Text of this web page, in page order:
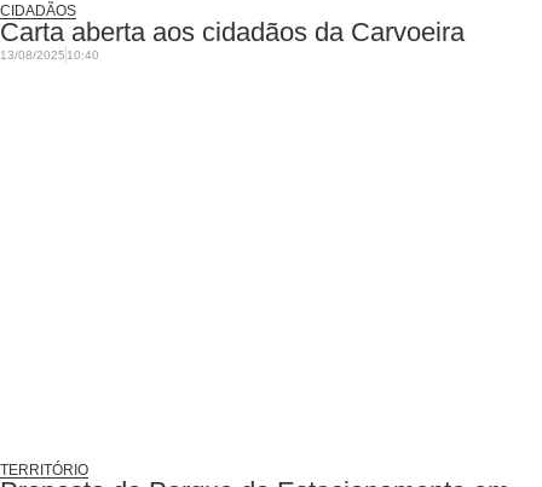
CIDADÃOS
Carta aberta aos cidadãos da Carvoeira
13/08/2025 10:40
TERRITÓRIO